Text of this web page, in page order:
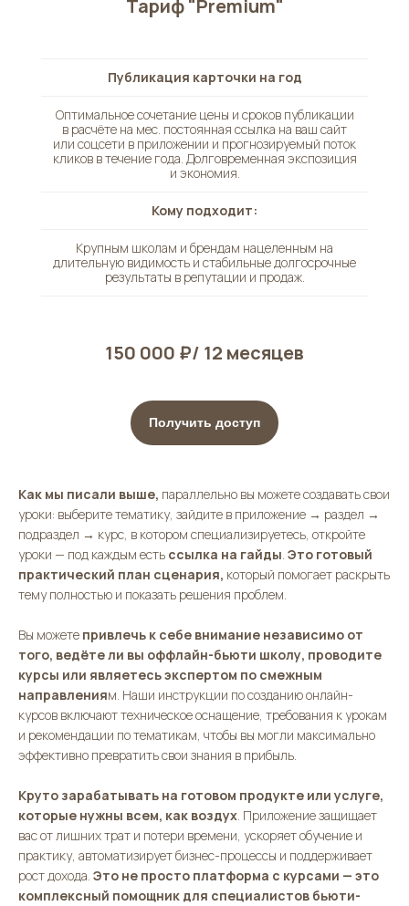
Тариф "Premium"
Публикация карточки на год
Оптимальное сочетание цены и сроков публикации
в расчёте на мес. постоянная ссылка на ваш сайт
или соцсети в приложении и прогнозируемый поток
кликов в течение года. Долговременная экспозиция
и экономия.
Кому подходит:
Крупным школам и брендам нацеленным на
длительную видимость и стабильные долгосрочные
результаты в репутации и продаж.
150 000 ₽/ 12 месяцев
Получить доступ
Как мы писали выше, параллельно вы можете создавать свои
уроки: выберите тематику, зайдите в приложение → раздел →
подраздел → курс, в котором специализируетесь, откройте
уроки — под каждым есть ссылка на гайды. Это готовый
практический план сценария, который помогает раскрыть
тему полностью и показать решения проблем.
Вы можете привлечь к себе внимание независимо от
того, ведёте ли вы оффлайн-бьюти школу, проводите
курсы или являетесь экспертом по смежным
направлениям. Наши инструкции по созданию онлайн-
курсов включают техническое оснащение, требования к урокам
и рекомендации по тематикам, чтобы вы могли максимально
эффективно превратить свои знания в прибыль.
Круто зарабатывать на готовом продукте или услуге,
которые нужны всем, как воздух. Приложение защищает
вас от лишних трат и потери времени, ускоряет обучение и
практику, автоматизирует бизнес-процессы и поддерживает
рост дохода. Это не просто платформа с курсами — это
комплексный помощник для специалистов бьюти-